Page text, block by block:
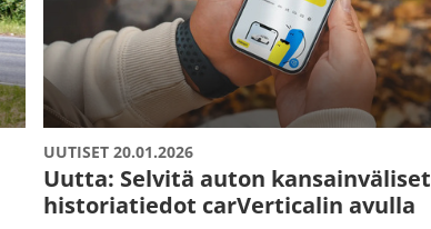
UUTISET 20.01.2026
Uutta: Selvitä auton kansainväliset
historiatiedot carVerticalin avulla